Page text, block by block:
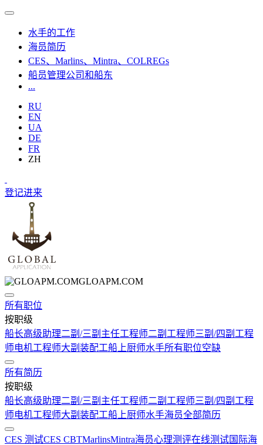
水手的工作
海员简历
CES、Marlins、Mintra、COLREGs
船员管理公司和船东
...
RU
EN
UA
DE
FR
ZH
登记进来
GLOAPM.COM
所有职位
按职级
船长高级助理二副/三副 主任工程师二副工程师三副/四副工程
师电机工程师大副 装配工船上厨师水手所有职位空缺
所有简历
按职级
船长高级助理二副/三副 主任工程师二副工程师三副/四副工程
师电机工程师大副 装配工船上厨师水手海员全部简历
CES 测试CES CBTMarlinsMintra海员心理测评在线测试国际海